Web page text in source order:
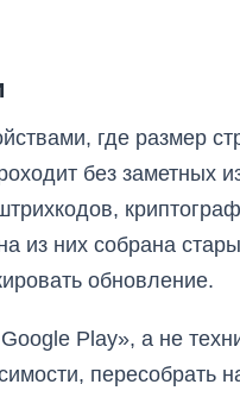
где размер
без заметных
из них собрана
обновление.
Play», а не
пересобрать